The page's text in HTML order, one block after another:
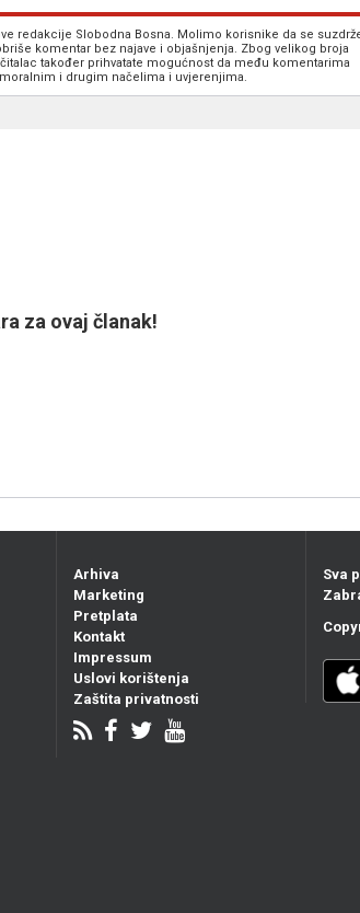
redakcije Slobodna Bosna. Molimo korisnike da se
komentar bez najave i objašnjenja. Zbog velikog broja
također prihvatate mogućnost da među komentarima
i drugim načelima i uvjerenjima.
za ovaj članak!
Arhiva
Marketing
Pretplata
Kontakt
Impressum
Uslovi korištenja
Zaštita privatnosti
Sva